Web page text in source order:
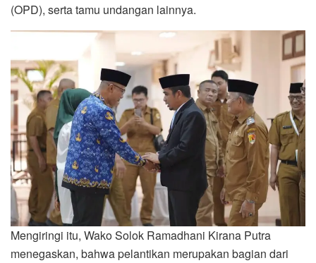
(OPD), serta tamu undangan lainnya.
Mengiringi itu, Wako Solok Ramadhani Kirana Putra
menegaskan, bahwa pelantikan merupakan bagian dari